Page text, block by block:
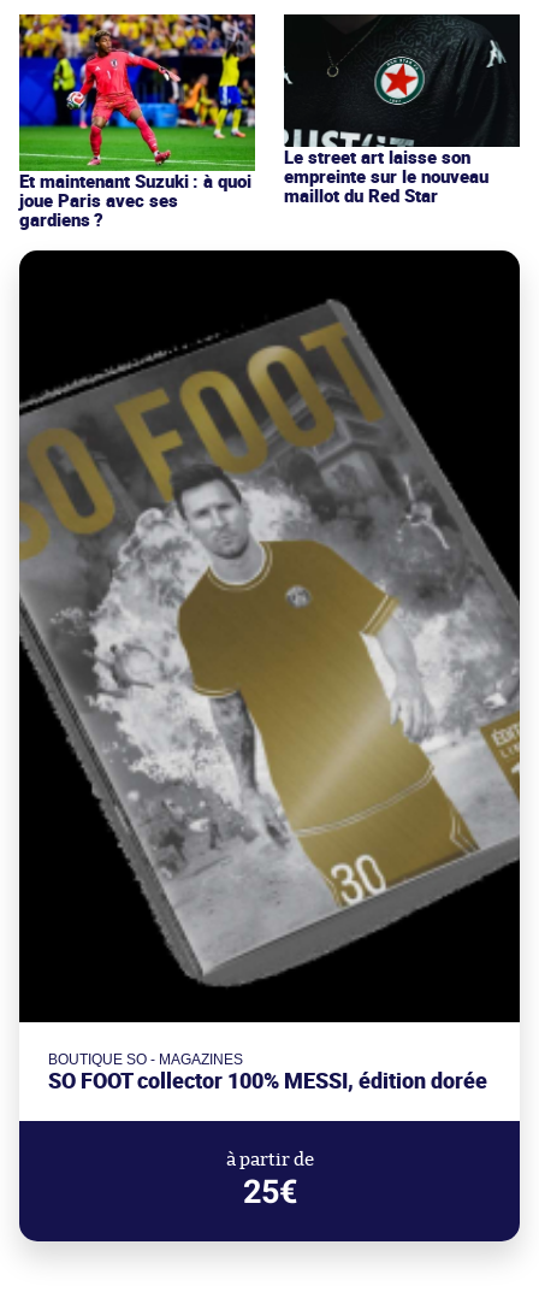
Et maintenant Suzuki : à quoi
joue Paris avec ses
gardiens ?
Le street art laisse son
empreinte sur le nouveau
maillot du Red Star
BOUTIQUE SO - MAGAZINES
SO FOOT collector 100% MESSI, édition dorée
à partir de
25€